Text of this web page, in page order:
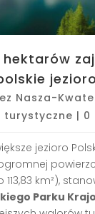
hektarów
Nasza-
turystyczne | 0
jezioro
113,83 km²),
Parku